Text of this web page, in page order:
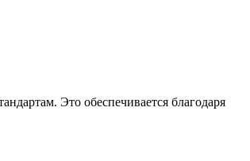
Это обеспечивается благодаря